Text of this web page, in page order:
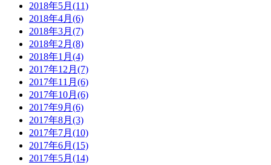
2018年5月(11)
2018年4月(6)
2018年3月(7)
2018年2月(8)
2018年1月(4)
2017年12月(7)
2017年11月(6)
2017年10月(6)
2017年9月(6)
2017年8月(3)
2017年7月(10)
2017年6月(15)
2017年5月(14)